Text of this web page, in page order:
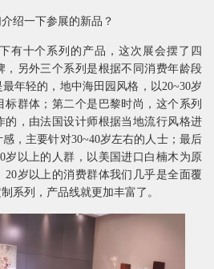
绍一下参展的新品？
有十个系列的产品，这次展会摆了四
，另外三个系列是根据不同消费年龄段
年轻的，地中海田园风格，以20~30岁
标群体；第二个是巴黎时尚，这个系列
的，由法国设计师根据当地流行风格进
，主要针对30~40岁左右的人士；最后
岁以上的人群，以美国进口白楠木为原
岁以上的消费群体我们几乎是全面覆
系列，产品线就更加丰富了。